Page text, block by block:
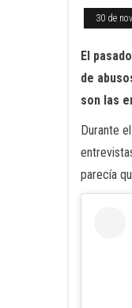
30 de
El
de
son las
Durante el
parecía